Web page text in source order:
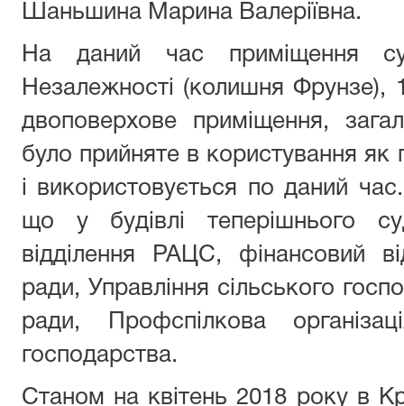
Шаньшина Марина Валеріївна.
На даний час приміщення
Незалежності (колишня
двоповерхове приміщення,
було прийняте в користування як
і використовується по даний
що у будівлі теперішнього
відділення РАЦС, фінансовий
ради, Управління сільського
ради, Профспілкова
господарства.
Станом на квітень 2018 року в